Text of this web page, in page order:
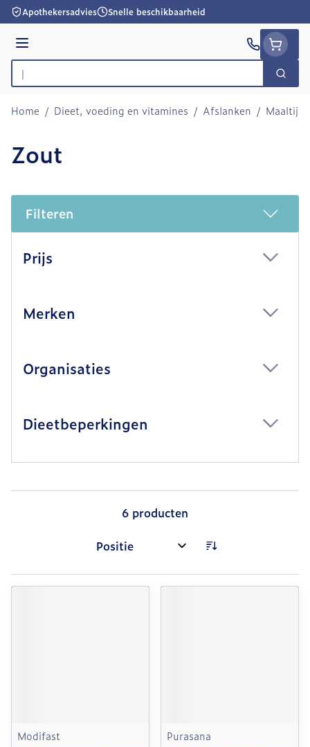
Ga naar de inhoud
Apothekersadvies Snelle beschikbaarheid
Menu
Product, merk, categorie...
Zoek
Home / Dieet, voeding en vitamines / Afslanken /
Zout
Filteren
Prijs
Merken
Organisaties
Dieetbeperkingen
6 producten
Sorteer op:
Modifast
Purasana